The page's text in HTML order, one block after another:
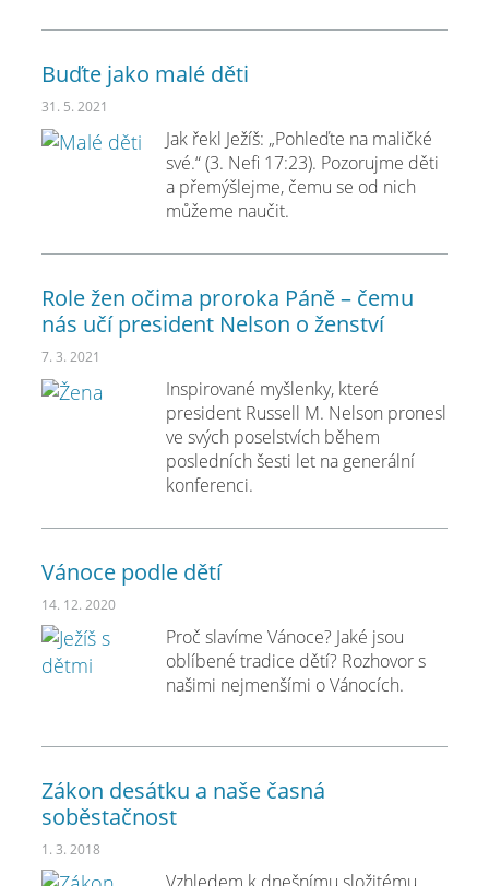
Buďte jako malé děti
31. 5. 2021
Jak řekl Ježíš: „Pohleďte na maličké
své.“ (3. Nefi 17:23). Pozorujme děti
a přemýšlejme, čemu se od nich
můžeme naučit.
Role žen očima proroka Páně – čemu
nás učí president Nelson o ženství
7. 3. 2021
Inspirované myšlenky, které
president Russell M. Nelson pronesl
ve svých poselstvích během
posledních šesti let na generální
konferenci.
Vánoce podle dětí
14. 12. 2020
Proč slavíme Vánoce? Jaké jsou
oblíbené tradice dětí? Rozhovor s
našimi nejmenšími o Vánocích.
Zákon desátku a naše časná
soběstačnost
1. 3. 2018